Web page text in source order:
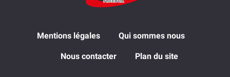
Mentions légales Qui sommes nous
Nous contacter Plan du site